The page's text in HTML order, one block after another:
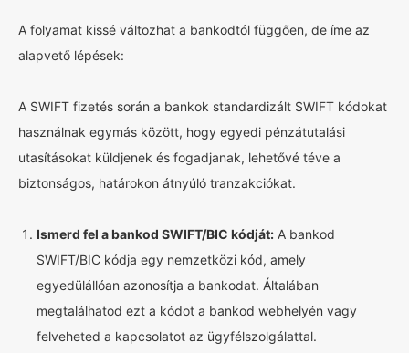
A folyamat kissé változhat a bankodtól függően, de íme az
alapvető lépések:
A SWIFT fizetés során a bankok standardizált SWIFT kódokat
használnak egymás között, hogy egyedi pénzátutalási
utasításokat küldjenek és fogadjanak, lehetővé téve a
biztonságos, határokon átnyúló tranzakciókat.
Ismerd fel a bankod SWIFT/BIC kódját: A bankod
SWIFT/BIC kódja egy nemzetközi kód, amely
egyedülállóan azonosítja a bankodat. Általában
megtalálhatod ezt a kódot a bankod webhelyén vagy
felveheted a kapcsolatot az ügyfélszolgálattal.